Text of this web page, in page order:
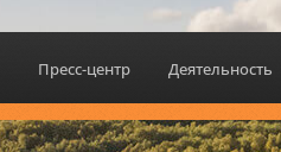
Пресс-центр Деятельность